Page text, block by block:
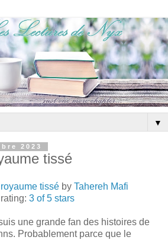
▼
2023
tissé
tissé by Tahereh Mafi
3 of 5 stars
une grande fan des histoires de
Probablement parce que le